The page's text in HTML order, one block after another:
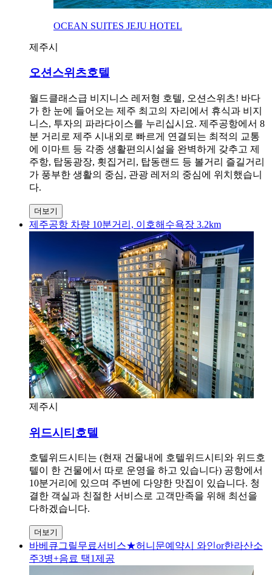
OCEAN SUITES JEJU HOTEL
제주시
오션스위츠호텔
월드클래스급 비지니스 레저형 호텔, 오션스위츠! 바다
가 한 눈에 들어오는 제주 최고의 자리에서 휴식과 비지
니스, 투자의 파라다이스를 누리십시요. 제주공항에서 8
분 거리로 제주 시내외로 빠르게 연결되는 최적의 교통
에 이마트 등 각종 생활편의시설을 완벽하게 갖추고 제
주항, 탑동광장, 횟집거리, 탑동랜드 등 볼거리 즐길거리
가 풍부한 생활의 중심, 관광 레저의 중심에 위치했습니
다.
더보기
제주공항 차량 10분거리, 이호해수욕장 3.2km
제주시
위드시티호텔
호텔위드시티는 (현재 건물내에 호텔위드시티와 위드호
텔이 한 건물에서 따로 운영을 하고 있습니다) 공항에서
10분거리에 있으며 주변에 다양한 맛집이 있습니다. 청
결한 객실과 친절한 서비스로 고객만족을 위해 최선을
다하겠습니다.
더보기
바베큐그릴무료서비스★허니문예약시 와인or한라산소
주3병+음료 택1제공